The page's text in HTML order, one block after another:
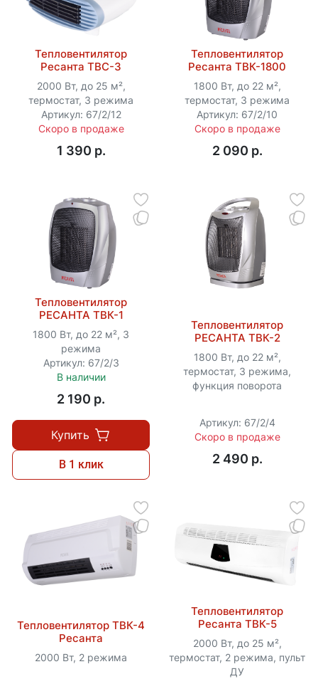
Тепловентилятор
Ресанта ТВС-3
2000 Вт, до 25 м²,
термостат, 3 режима
Артикул: 67/2/12
Скоро в продаже
1 390 p.
Тепловентилятор
Ресанта ТВК-1800
1800 Вт, до 22 м²,
термостат, 3 режима
Артикул: 67/2/10
Скоро в продаже
2 090 p.
Тепловентилятор
РЕСАНТА ТВК-1
1800 Вт, до 22 м², 3
режима
Артикул: 67/2/3
В наличии
2 190 p.
Купить
В 1 клик
Тепловентилятор
РЕСАНТА ТВК-2
1800 Вт, до 22 м²,
термостат, 3 режима,
функция поворота
Артикул: 67/2/4
Скоро в продаже
2 490 p.
Тепловентилятор ТВК-4
Ресанта
2000 Вт, 2 режима
Тепловентилятор
Ресанта ТВК-5
2000 Вт, до 25 м²,
термостат, 2 режима, пульт
ДУ